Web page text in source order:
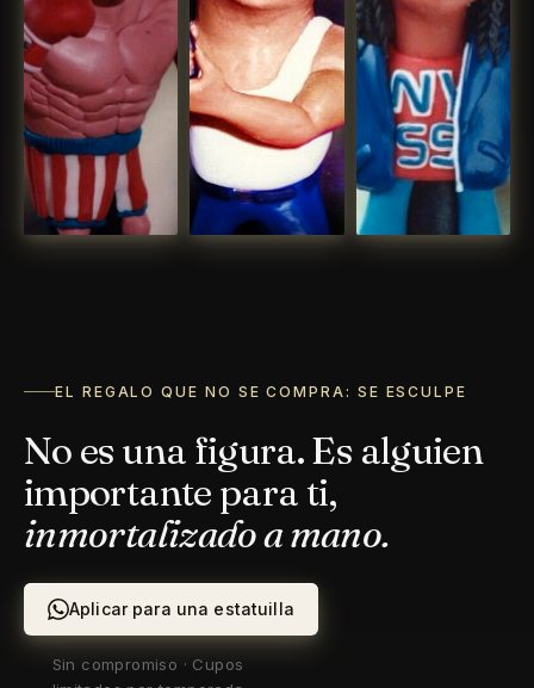
EL REGALO QUE NO SE COMPRA: SE ESCULPE
No es una figura. Es alguien
importante para ti,
inmortalizado a mano.
Aplicar para una estatuilla
Sin compromiso · Cupos